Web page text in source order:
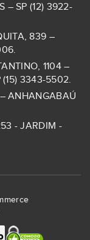
– SP (12) 3922-
839 –
1104 –
(15) 3343-5502.
ANHANGABAÚ
- JARDIM -